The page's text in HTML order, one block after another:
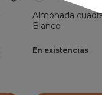
Almohada
Blanco
En existencias